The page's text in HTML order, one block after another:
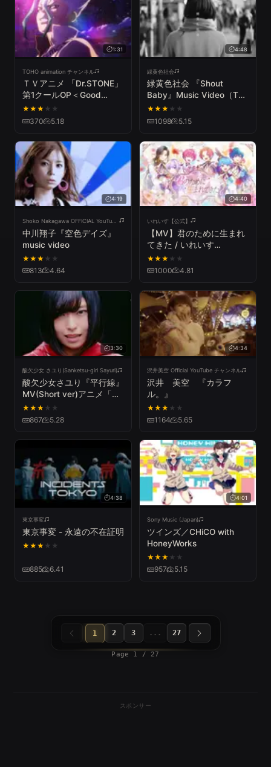
1:31
TOHO animation チャンネル
ＴＶアニメ 「Dr.STONE」
第1クールOP＜Good
Morning World!＞ノンクレ
ジット映像
★★★ ★ ★
370 5.18
4:48
緑黄色社会
緑黄色社会 『Shout
Baby』Music Video（TV
アニメ『僕のヒーローアカ
デミア』4期「文化祭編」
ACADEMIA ENDING）
★★★ ★ ★
1098 5.15
4:19
中川翔子『空色デイズ』
music video
★★★ ★ ★
813 4.64
4:40
いれいす【公式】
【MV】君のために生まれ
てきた / いれいす
【HoneyWorks書き下ろ
し】【いれいす結成2周
★★★ ★ ★
1000 4.81
3:30
酸欠少女 さユり(Sanketsu-girl Sayuri)
酸欠少女さユり『平行線』
MV(Short ver)アニメ「ク
ズの本懐」EDテーマ
★★★ ★ ★
867 5.28
4:34
沢井美空 Official YouTube チャンネル
沢井 美空 『カラフ
ル。』
★★★ ★ ★
1164 5.65
4:38
東京事変
東京事変 - 永遠の不在証明
★★★ ★ ★
885 6.41
4:01
Sony Music (Japan)
ツインズ／CHiCO with
HoneyWorks
★★★ ★ ★
957 5.15
1 2 3 ... 27
Page 1 / 27
スポンサー